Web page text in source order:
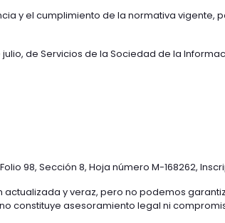
y el cumplimiento de la normativa vigente,
julio, de Servicios de la Sociedad de la
98, Sección 8, Hoja número M-168262,
y veraz, pero no podemos
constituye asesoramiento legal ni